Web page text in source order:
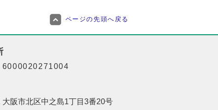
ページの先頭へ戻る
6000020271004
大阪市北区中之島1丁目3番20号